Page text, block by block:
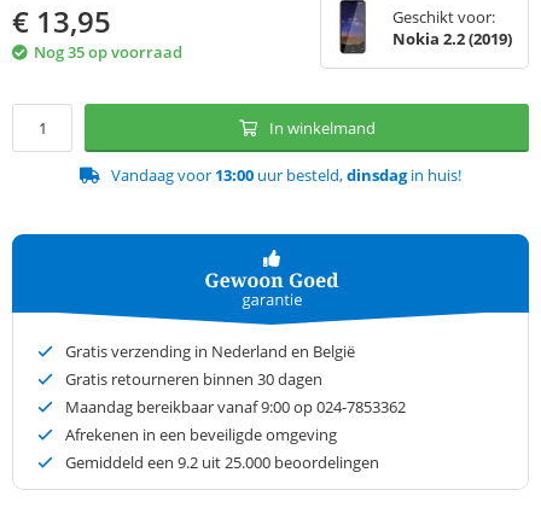
€ 13,95
Nog 35 op voorraad
Geschikt voor:
Nokia 2.2 (2019)
In winkelmand
Vandaag voor 13:00 uur besteld,dinsdagin huis!
Gratis verzending in Nederland en België
Gratis retourneren binnen 30 dagen
Maandag bereikbaar vanaf 9:00 op 024-7853362
Afrekenen in een beveiligde omgeving
Gemiddeld een 9.2 uit 25.000 beoordelingen